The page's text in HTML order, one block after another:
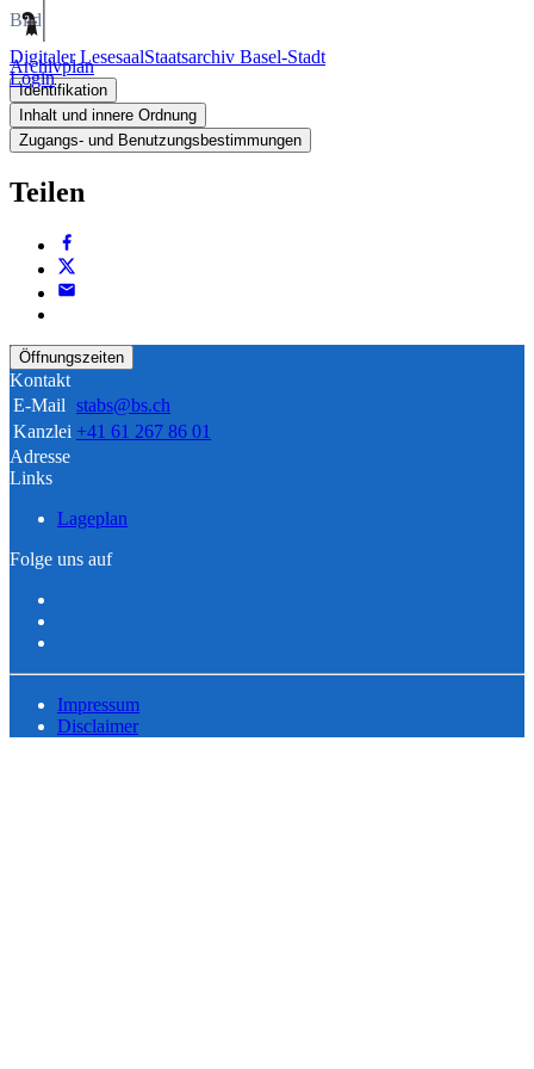
Digitaler LesesaalStaatsarchiv Basel-Stadt
Login
Bild
Archivplan
Identifikation
Inhalt und innere Ordnung
Zugangs- und Benutzungsbestimmungen
Teilen
Öffnungszeiten
Kontakt
E-Mail stabs@bs.ch
Kanzlei +41 61 267 86 01
Adresse
Links
Lageplan
Folge uns auf
Impressum
Disclaimer